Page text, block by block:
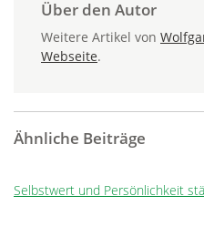
Über den Autor
Weitere Artikel von
Webseite.
Ähnliche Beiträge
Selbstwert und Persönlichkeit